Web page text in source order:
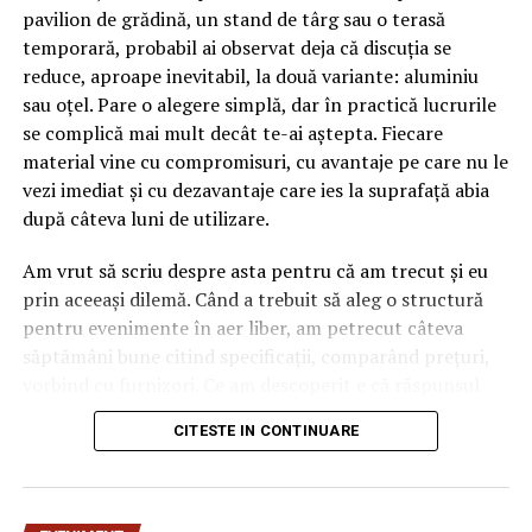
mai este loc de glume sinistre din partea social
democraţilor pentru că nici partenerii noştri externi nu
mai sunt dispuşi să lase totul la voia întâmplării.
În această ecuaţie, există o singură certitudine: că
Viorica Dăncilă îşi doreşte să plece de la conducerea
numărate. Dacă Dragnea va rezista la conducerea PSD,
impunându-i „supusei ” sale proiectul aministiei şi
graţierii înainte de plecare, atunci el va avea în
intra în tomberonul istoriei şefilor PSD, care s-au
îngropat singuri prin negocieri la mai multe capete.
pavilion de grădină, un stand de târg sau o terasă
temporară, probabil ai observat deja că discuția se
reduce, aproape inevitabil, la două variante: aluminiu
sau oțel. Pare o alegere simplă, dar în practică lucrurile
se complică mai mult decât te-ai aștepta. Fiecare
material vine cu compromisuri, cu avantaje pe care nu le
vezi imediat și cu dezavantaje care ies la suprafață abia
după câteva luni de utilizare.
Am vrut să scriu despre asta pentru că am trecut și eu
prin aceeași dilemă. Când a trebuit să aleg o structură
pentru evenimente în aer liber, am petrecut câteva
săptămâni bune citind specificații, comparând prețuri,
„corect” depinde mult de context, de cât de des muți
pavilionul și de ce condiții meteo ai de înfruntat.
CITESTE IN CONTINUARE